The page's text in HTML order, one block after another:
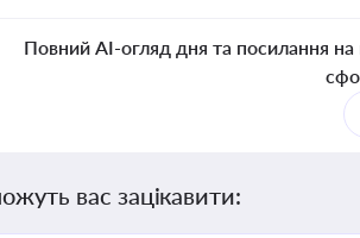
Повний AI-огляд дня та посилання на
вас зацікавити: